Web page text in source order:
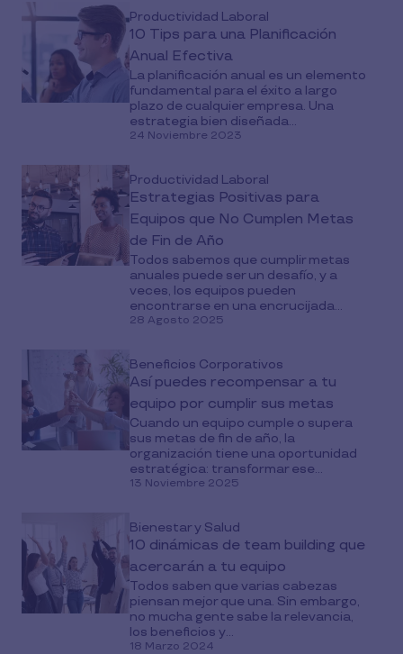
Productividad Laboral
10 Tips para una Planificación
Anual Efectiva
La planificación anual es un elemento
fundamental para el éxito a largo
plazo de cualquier empresa. Una
estrategia bien diseñada...
24 Noviembre 2023
Productividad Laboral
Estrategias Positivas para
Equipos que No Cumplen Metas
de Fin de Año
Todos sabemos que cumplir metas
anuales puede ser un desafío, y a
veces, los equipos pueden
encontrarse en una encrucijada...
28 Agosto 2025
Beneficios Corporativos
Así puedes recompensar a tu
equipo por cumplir sus metas
Cuando un equipo cumple o supera
sus metas de fin de año, la
organización tiene una oportunidad
estratégica: transformar ese...
13 Noviembre 2025
Bienestar y Salud
10 dinámicas de team building que
acercarán a tu equipo
Todos saben que varias cabezas
piensan mejor que una. Sin embargo,
no mucha gente sabe la relevancia,
los beneficios y...
18 Marzo 2024